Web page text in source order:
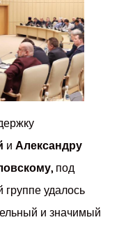
и Александру
, под
группе удалось
и значимый